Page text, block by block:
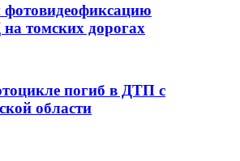
фотовидеофиксацию
томских дорогах
погиб в ДТП с
области